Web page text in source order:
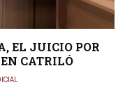
EL JUICIO POR
CATRILÓ